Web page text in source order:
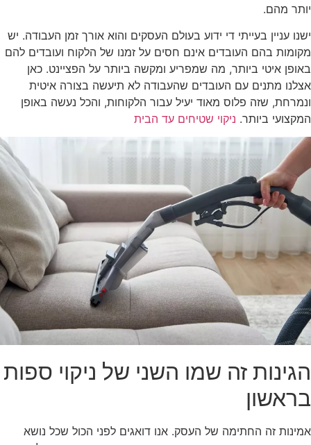
יותר מהם.
ישנו עניין בעייתי די ידוע בעולם העסקים והוא אורך זמן העבודה. יש
מקומות בהם העובדים אינם חסים על זמנו של הלקוח ועובדים להם
באופן איטי ביותר, מה שמפריע ומקשה ביותר על הפציינט. כאן
אצלנו מתנים עם העובדים שהעבודה לא תיעשה בצורה איטית
ונמרחת, שזה פלוס מאוד יעיל עבור הלקוחות, והכל נעשה באופן
המקצועי ביותר. ניקוי שטיחים עד הבית
הגינות זה שמו השני של ניקוי ספות
בראשון
אמינות זה החתימה של העסק. אנו דואגים לפני הכול שכל נושא